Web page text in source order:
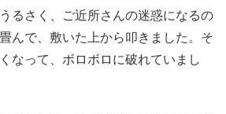
るさく、ご近所さんの迷惑になるの
んで、敷いた上から叩きました。そ
なって、ボロボロに破れていまし